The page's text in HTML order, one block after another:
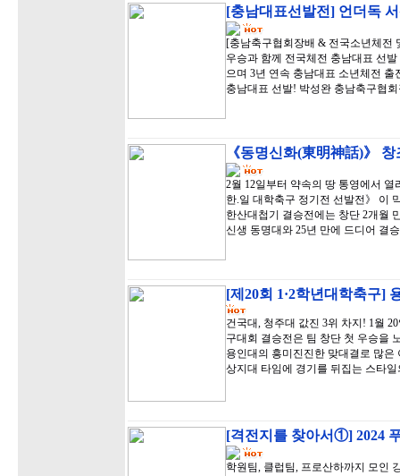
[충남대표선발전] 언더독
[충남축구협회장배 & 전국소년체전
우승과 함께 전국체전 충남대표 선
으며 3년 연속 충남대표 소년체전
충남대표 선발! 박성완 충남축구협
《동명신화(東明神話)》
2월 12일부터 약속의 땅 통영에서
한.일 대학축구 정기전 선발전》 이
한산대첩기 결승전에는 창단 2개월
신생 동명대와 25년 만에 드디어 결
[제20회 1·2학년대학축구]
건국대, 청주대 값진 3위 차지! 1월
구대회 결승전은 팀 창단 첫 우승을
용인대의 흥미진진한 맞대결로 많
상지대 타임에 경기를 뒤집는 스타
[격전지를 찾아서①] 2024
학원팀, 클럽팀, 프로산하까지 모인